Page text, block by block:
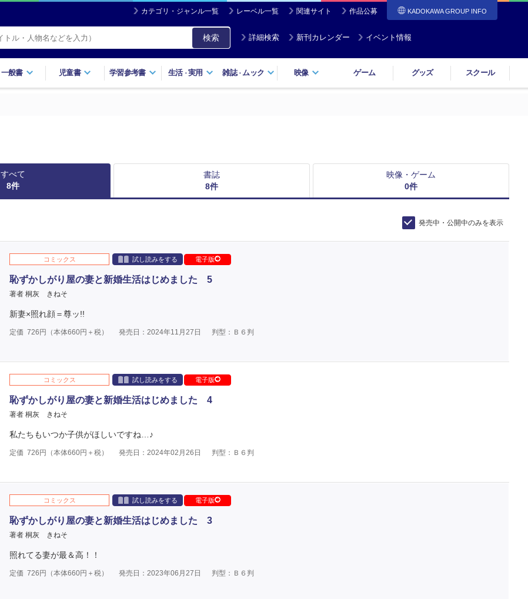
カテゴリ・ジャンル一覧 レーベル一覧 関連サイト 作品公募 KADOKAWA GROUP INFO
検索 詳細検索 新刊カレンダー イベント情報
一般書 児童書 学習参考書 生活・実用 雑誌・ ムック 映像 ゲーム グッズ スクール
すべて
8件
書誌
8件
映像・ゲーム
0件
発売中・公開中のみを表示
コミックス 試し読みをする 電子版
恥ずかしがり屋の妻と新婚生活はじめました 5
著者 桐灰 きねそ
新妻×照れ顔＝尊ッ!!
定価 726 円（本体660円＋税） 発売日：2024年11月27日 判型：Ｂ６判
コミックス 試し読みをする 電子版
恥ずかしがり屋の妻と新婚生活はじめました 4
著者 桐灰 きねそ
私たちもいつか子供がほしいですね…♪
定価 726 円（本体660円＋税） 発売日：2024年02月26日 判型：Ｂ６判
コミックス 試し読みをする 電子版
恥ずかしがり屋の妻と新婚生活はじめました 3
著者 桐灰 きねそ
照れてる妻が最＆高！！
定価 726 円（本体660円＋税） 発売日：2023年06月27日 判型：Ｂ６判